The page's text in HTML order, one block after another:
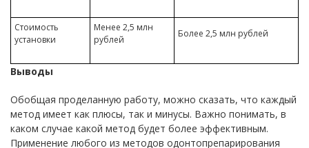
Стоимость
установки
Менее 2,5 млн
рублей
Более 2,5 млн рублей
Выводы
Обобщая проделанную работу, можно сказать, что каждый
метод имеет как плюсы, так и минусы. Важно понимать, в
каком случае какой метод будет более эффективным.
Применение любого из методов одонтопрепарирования